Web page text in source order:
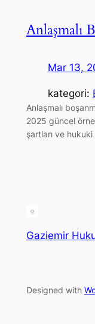
Anlaşmalı
Mar 13,
kategori:
Anlaşmalı
2025 güncel
şartları ve
Gaziemir
Designed with